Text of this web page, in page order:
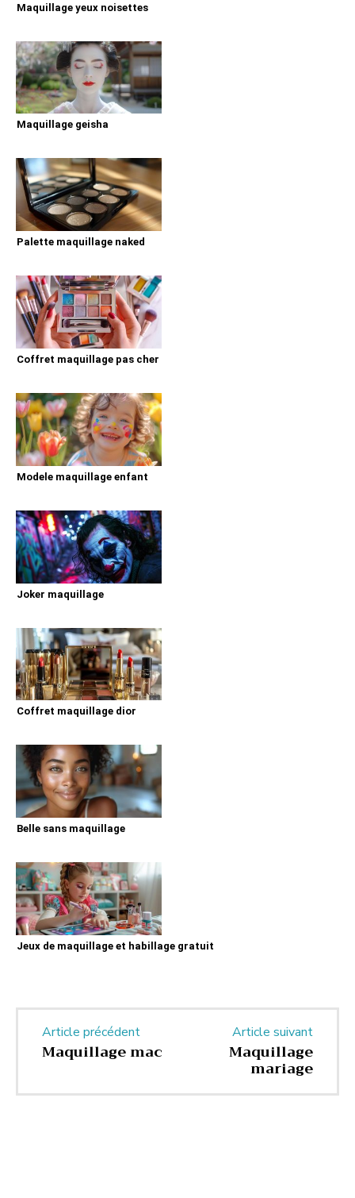
Maquillage yeux noisettes
Maquillage geisha
Palette maquillage naked
Coffret maquillage pas cher
Modele maquillage enfant
Joker maquillage
Coffret maquillage dior
Belle sans maquillage
Jeux de maquillage et habillage gratuit
Article précédent
Maquillage mac
Article suivant
Maquillage
mariage